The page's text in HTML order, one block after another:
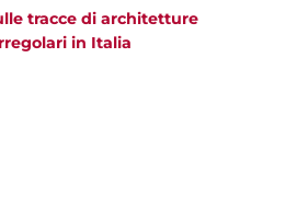
tracce di architetture
in Italia